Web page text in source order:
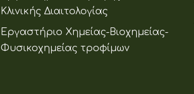
Κλινικής Διαιτολογίας
Εργαστήριο Χημείας-Βιοχημείας-
Φυσικοχημείας τροφίμων